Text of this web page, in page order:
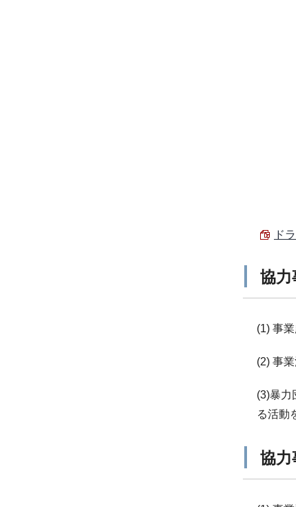
ド
協力
(1) 事
(2) 事
(3)暴力
る活動
協力